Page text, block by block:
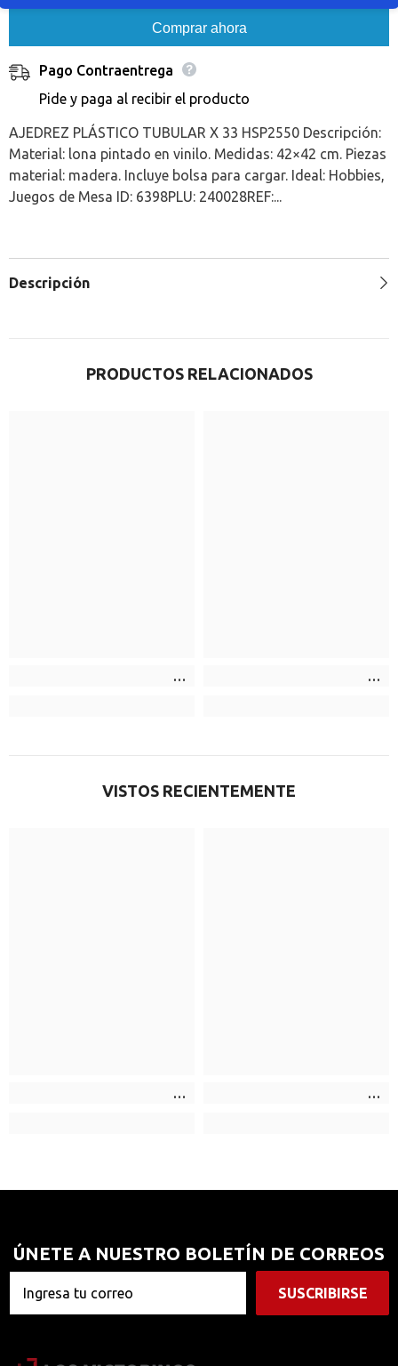
Comprar ahora
Pago Contraentrega
Pide y paga al recibir el producto
AJEDREZ PLÁSTICO TUBULAR X 33 HSP2550 Descripción:
Material: lona pintado en vinilo. Medidas: 42×42 cm. Piezas
material: madera. Incluye bolsa para cargar. Ideal: Hobbies,
Juegos de Mesa ID: 6398PLU: 240028REF:...
Descripción
PRODUCTOS RELACIONADOS
VISTOS RECIENTEMENTE
ÚNETE A NUESTRO BOLETÍN DE CORREOS
SUSCRIBIRSE